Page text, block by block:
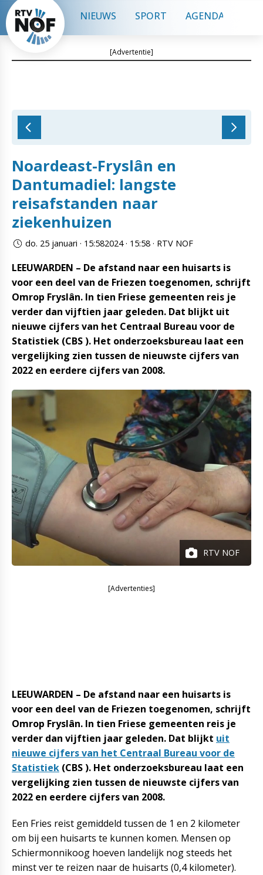
NIEUWS SPORT AGENDA
[Advertentie]
Noardeast-Fryslân en
Dantumadiel: langste
reisafstanden naar
ziekenhuizen
do. 25 januari · 15:582024 · 15:58 · RTV NOF
LEEUWARDEN – De afstand naar een huisarts is
voor een deel van de Friezen toegenomen, schrijft
Omrop Fryslân. In tien Friese gemeenten reis je
verder dan vijftien jaar geleden. Dat blijkt uit
nieuwe cijfers van het Centraal Bureau voor de
Statistiek (CBS ). Het onderzoeksbureau laat een
vergelijking zien tussen de nieuwste cijfers van
2022 en eerdere cijfers van 2008.
RTV NOF
[Advertenties]
LEEUWARDEN – De afstand naar een huisarts is
voor een deel van de Friezen toegenomen, schrijft
Omrop Fryslân. In tien Friese gemeenten reis je
verder dan vijftien jaar geleden. Dat blijkt uit
nieuwe cijfers van het Centraal Bureau voor de
Statistiek (CBS ). Het onderzoeksbureau laat een
vergelijking zien tussen de nieuwste cijfers van
2022 en eerdere cijfers van 2008.
Een Fries reist gemiddeld tussen de 1 en 2 kilometer
om bij een huisarts te kunnen komen. Mensen op
Schiermonnikoog hoeven landelijk nog steeds het
minst ver te reizen naar de huisarts (0,4 kilometer).